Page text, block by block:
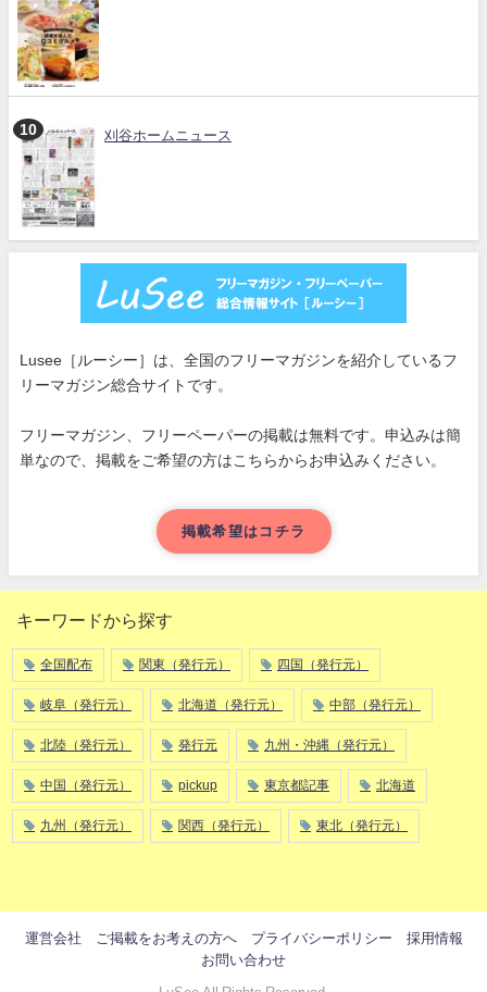
刈谷ホームニュース
Lusee［ルーシー］は、全国のフリーマガジンを紹介しているフ
リーマガジン総合サイトです。
フリーマガジン、フリーペーパーの掲載は無料です。申込みは簡
単なので、掲載をご希望の方はこちらからお申込みください。
掲載希望はコチラ
キーワードから探す
全国配布 関東（発行元） 四国（発行元）
岐阜（発行元） 北海道（発行元） 中部（発行元）
北陸（発行元） 発行元 九州・沖縄（発行元）
中国（発行元） pickup 東京都記事 北海道
九州（発行元） 関西（発行元） 東北（発行元）
運営会社 ご掲載をお考えの方へ プライバシーポリシー
採用情報
お問い合わせ